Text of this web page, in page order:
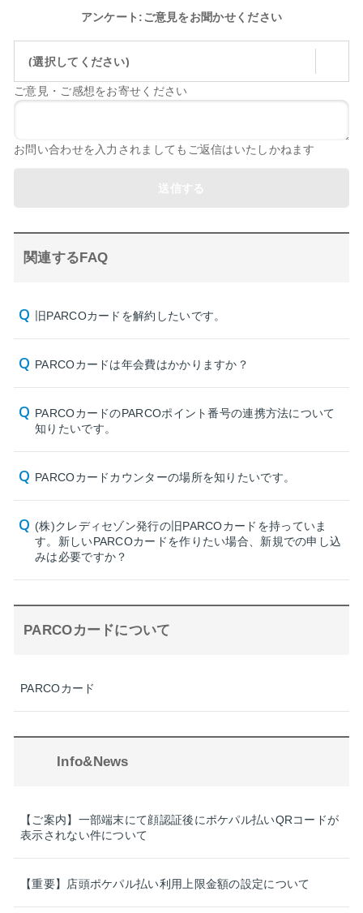
アンケート:ご意見をお聞かせください
(選択してください)
ご意見・ご感想をお寄せください
お問い合わせを入力されましてもご返信はいたしかねます
関連するFAQ
旧PARCOカードを解約したいです。
PARCOカードは年会費はかかりますか？
PARCOカードのPARCOポイント番号の連携方法について
知りたいです。
PARCOカードカウンターの場所を知りたいです。
(株)クレディセゾン発行の旧PARCOカードを持っていま
す。新しいPARCOカードを作りたい場合、新規での申し込
みは必要ですか？
PARCOカードについて
PARCOカード
Info&News
【ご案内】一部端末にて顔認証後にポケパル払いQRコードが
表示されない件について
【重要】店頭ポケパル払い利用上限金額の設定について